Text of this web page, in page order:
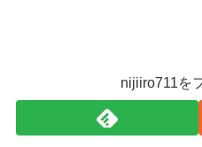
nijiiro711を